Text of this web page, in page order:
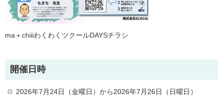
ma＋chiiiわくわくツクールDAYSチラシ
開催日時
2026年7月24日（金曜日）から2026年7月26日（日曜日）